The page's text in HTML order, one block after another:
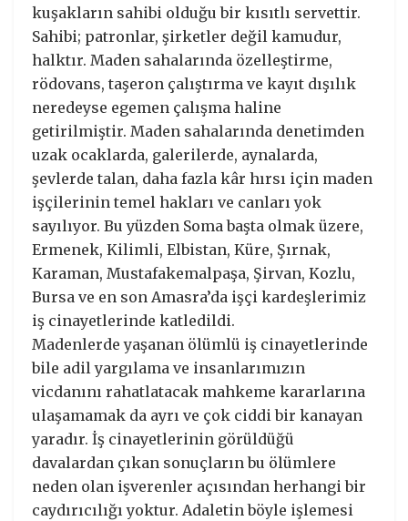
kuşakların sahibi olduğu bir kısıtlı servettir.
Sahibi; patronlar, şirketler değil kamudur,
halktır. Maden sahalarında özelleştirme,
rödovans, taşeron çalıştırma ve kayıt dışılık
neredeyse egemen çalışma haline
getirilmiştir. Maden sahalarında denetimden
uzak ocaklarda, galerilerde, aynalarda,
şevlerde talan, daha fazla kâr hırsı için maden
işçilerinin temel hakları ve canları yok
sayılıyor. Bu yüzden Soma başta olmak üzere,
Ermenek, Kilimli, Elbistan, Küre, Şırnak,
Karaman, Mustafakemalpaşa, Şirvan, Kozlu,
Bursa ve en son Amasra’da işçi kardeşlerimiz
iş cinayetlerinde katledildi.
Madenlerde yaşanan ölümlü iş cinayetlerinde
bile adil yargılama ve insanlarımızın
vicdanını rahatlatacak mahkeme kararlarına
ulaşamamak da ayrı ve çok ciddi bir kanayan
yaradır. İş cinayetlerinin görüldüğü
davalardan çıkan sonuçların bu ölümlere
neden olan işverenler açısından herhangi bir
caydırıcılığı yoktur. Adaletin böyle işlemesi